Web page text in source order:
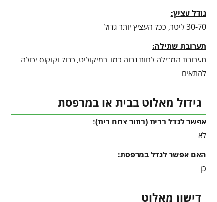
גודל עציץ:
30-70 ליטר, ככל העציץ יותר גדול
תערובת שתילה:
תערובת המכילה לחות גבוה כמו ורמיקוליט, כבול וקוקוס יכולה
להתאים
גידול מאלוט בבית או במרפסת
אפשר לגדל בבית (בתור צמח בית):
לא
האם אפשר לגדל במרפסת:
כן
דישון מאלוט